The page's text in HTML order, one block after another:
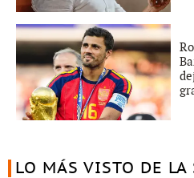
LO MÁS VISTO DE LA